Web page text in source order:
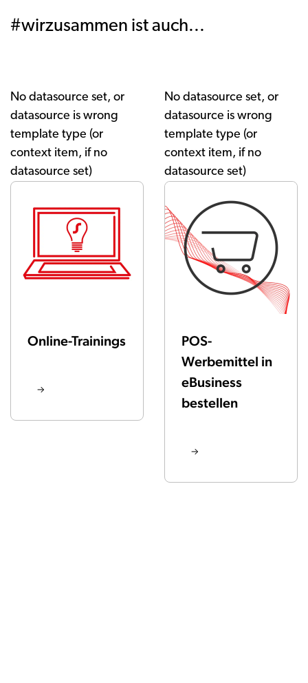
#wirzusammen ist auch...
No datasource set, or
datasource is wrong
template type (or
context item, if no
datasource set)
No datasource set, or
datasource is wrong
template type (or
context item, if no
datasource set)
Online-Trainings
POS-
Werbemittel in
eBusiness
bestellen